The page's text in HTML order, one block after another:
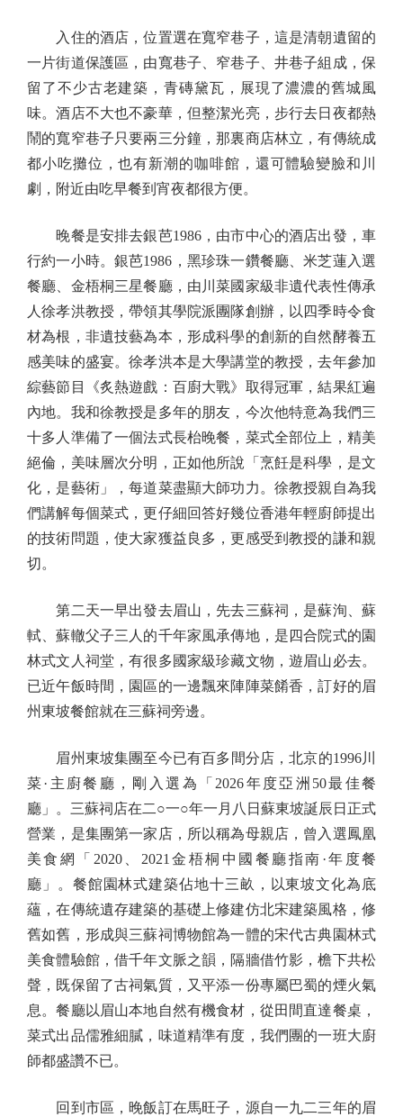
入住的酒店，位置選在寬窄巷子，這是清朝遺留的
一片街道保護區，由寬巷子、窄巷子、井巷子組成，保
留了不少古老建築，青磚黛瓦，展現了濃濃的舊城風
味。酒店不大也不豪華，但整潔光亮，步行去日夜都熱
鬧的寬窄巷子只要兩三分鐘，那裏商店林立，有傳統成
都小吃攤位，也有新潮的咖啡館，還可體驗變臉和川
劇，附近由吃早餐到宵夜都很方便。
晚餐是安排去銀芭1986，由市中心的酒店出發，車
行約一小時。銀芭1986，黑珍珠一鑽餐廳、米芝蓮入選
餐廳、金梧桐三星餐廳，由川菜國家級非遺代表性傳承
人徐孝洪教授，帶領其學院派團隊創辦，以四季時令食
材為根，非遺技藝為本，形成科學的創新的自然酵養五
感美味的盛宴。徐孝洪本是大學講堂的教授，去年參加
綜藝節目《炙熱遊戲：百廚大戰》取得冠軍，結果紅遍
內地。我和徐教授是多年的朋友，今次他特意為我們三
十多人準備了一個法式長枱晚餐，菜式全部位上，精美
絕倫，美味層次分明，正如他所說「烹飪是科學，是文
化，是藝術」，每道菜盡顯大師功力。徐教授親自為我
們講解每個菜式，更仔細回答好幾位香港年輕廚師提出
的技術問題，使大家獲益良多，更感受到教授的謙和親
切。
第二天一早出發去眉山，先去三蘇祠，是蘇洵、蘇
軾、蘇轍父子三人的千年家風承傳地，是四合院式的園
林式文人祠堂，有很多國家級珍藏文物，遊眉山必去。
已近午飯時間，園區的一邊飄來陣陣菜餚香，訂好的眉
州東坡餐館就在三蘇祠旁邊。
眉州東坡集團至今已有百多間分店，北京的1996川
菜·主廚餐廳，剛入選為「2026年度亞洲50最佳餐
廳」。三蘇祠店在二○一○年一月八日蘇東坡誕辰日正式
營業，是集團第一家店，所以稱為母親店，曾入選鳳凰
美食網「2020、2021金梧桐中國餐廳指南·年度餐
廳」。餐館園林式建築佔地十三畝，以東坡文化為底
蘊，在傳統遺存建築的基礎上修建仿北宋建築風格，修
舊如舊，形成與三蘇祠博物館為一體的宋代古典園林式
美食體驗館，借千年文脈之韻，隔牆借竹影，檐下共松
聲，既保留了古祠氣質，又平添一份專屬巴蜀的煙火氣
息。餐廳以眉山本地自然有機食材，從田間直達餐桌，
菜式出品儒雅細膩，味道精準有度，我們團的一班大廚
師都盛讚不已。
回到市區，晚飯訂在馬旺子，源自一九二三年的眉